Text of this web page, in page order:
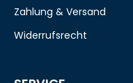
Zahlung & Versand
Widerrufsrecht